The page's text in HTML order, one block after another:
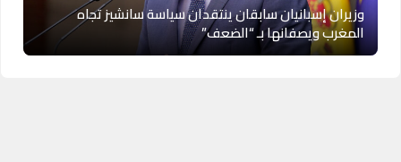
وزيران إسبانيان سابقان ينتقدان سياسة سانشيز تجاه
المغرب ويصفانها بـ “الضعف”